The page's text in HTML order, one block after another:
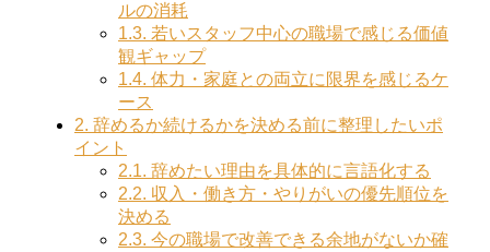
ルの消耗
1.3. 若いスタッフ中心の職場で感じる価値
観ギャップ
1.4. 体力・家庭との両立に限界を感じるケ
ース
2. 辞めるか続けるかを決める前に整理したいポ
イント
2.1. 辞めたい理由を具体的に言語化する
2.2. 収入・働き方・やりがいの優先順位を
決める
2.3. 今の職場で改善できる余地がないか確